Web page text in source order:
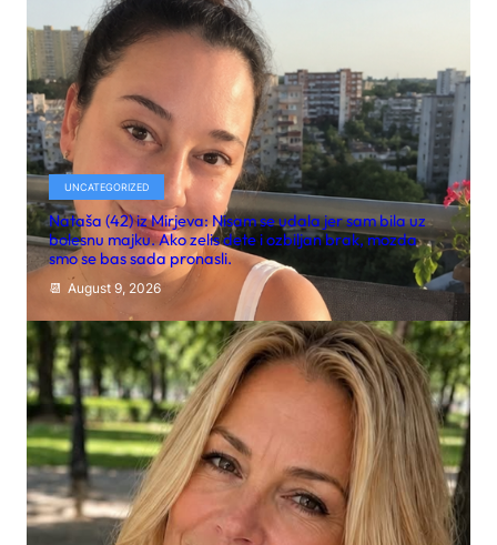
UNCATEGORIZED
Nataša (42) iz Mirjeva: Nisam se udala jer sam bila uz
bolesnu majku. Ako zelis dete i ozbiljan brak, mozda
smo se bas sada pronasli.
August 9, 2026